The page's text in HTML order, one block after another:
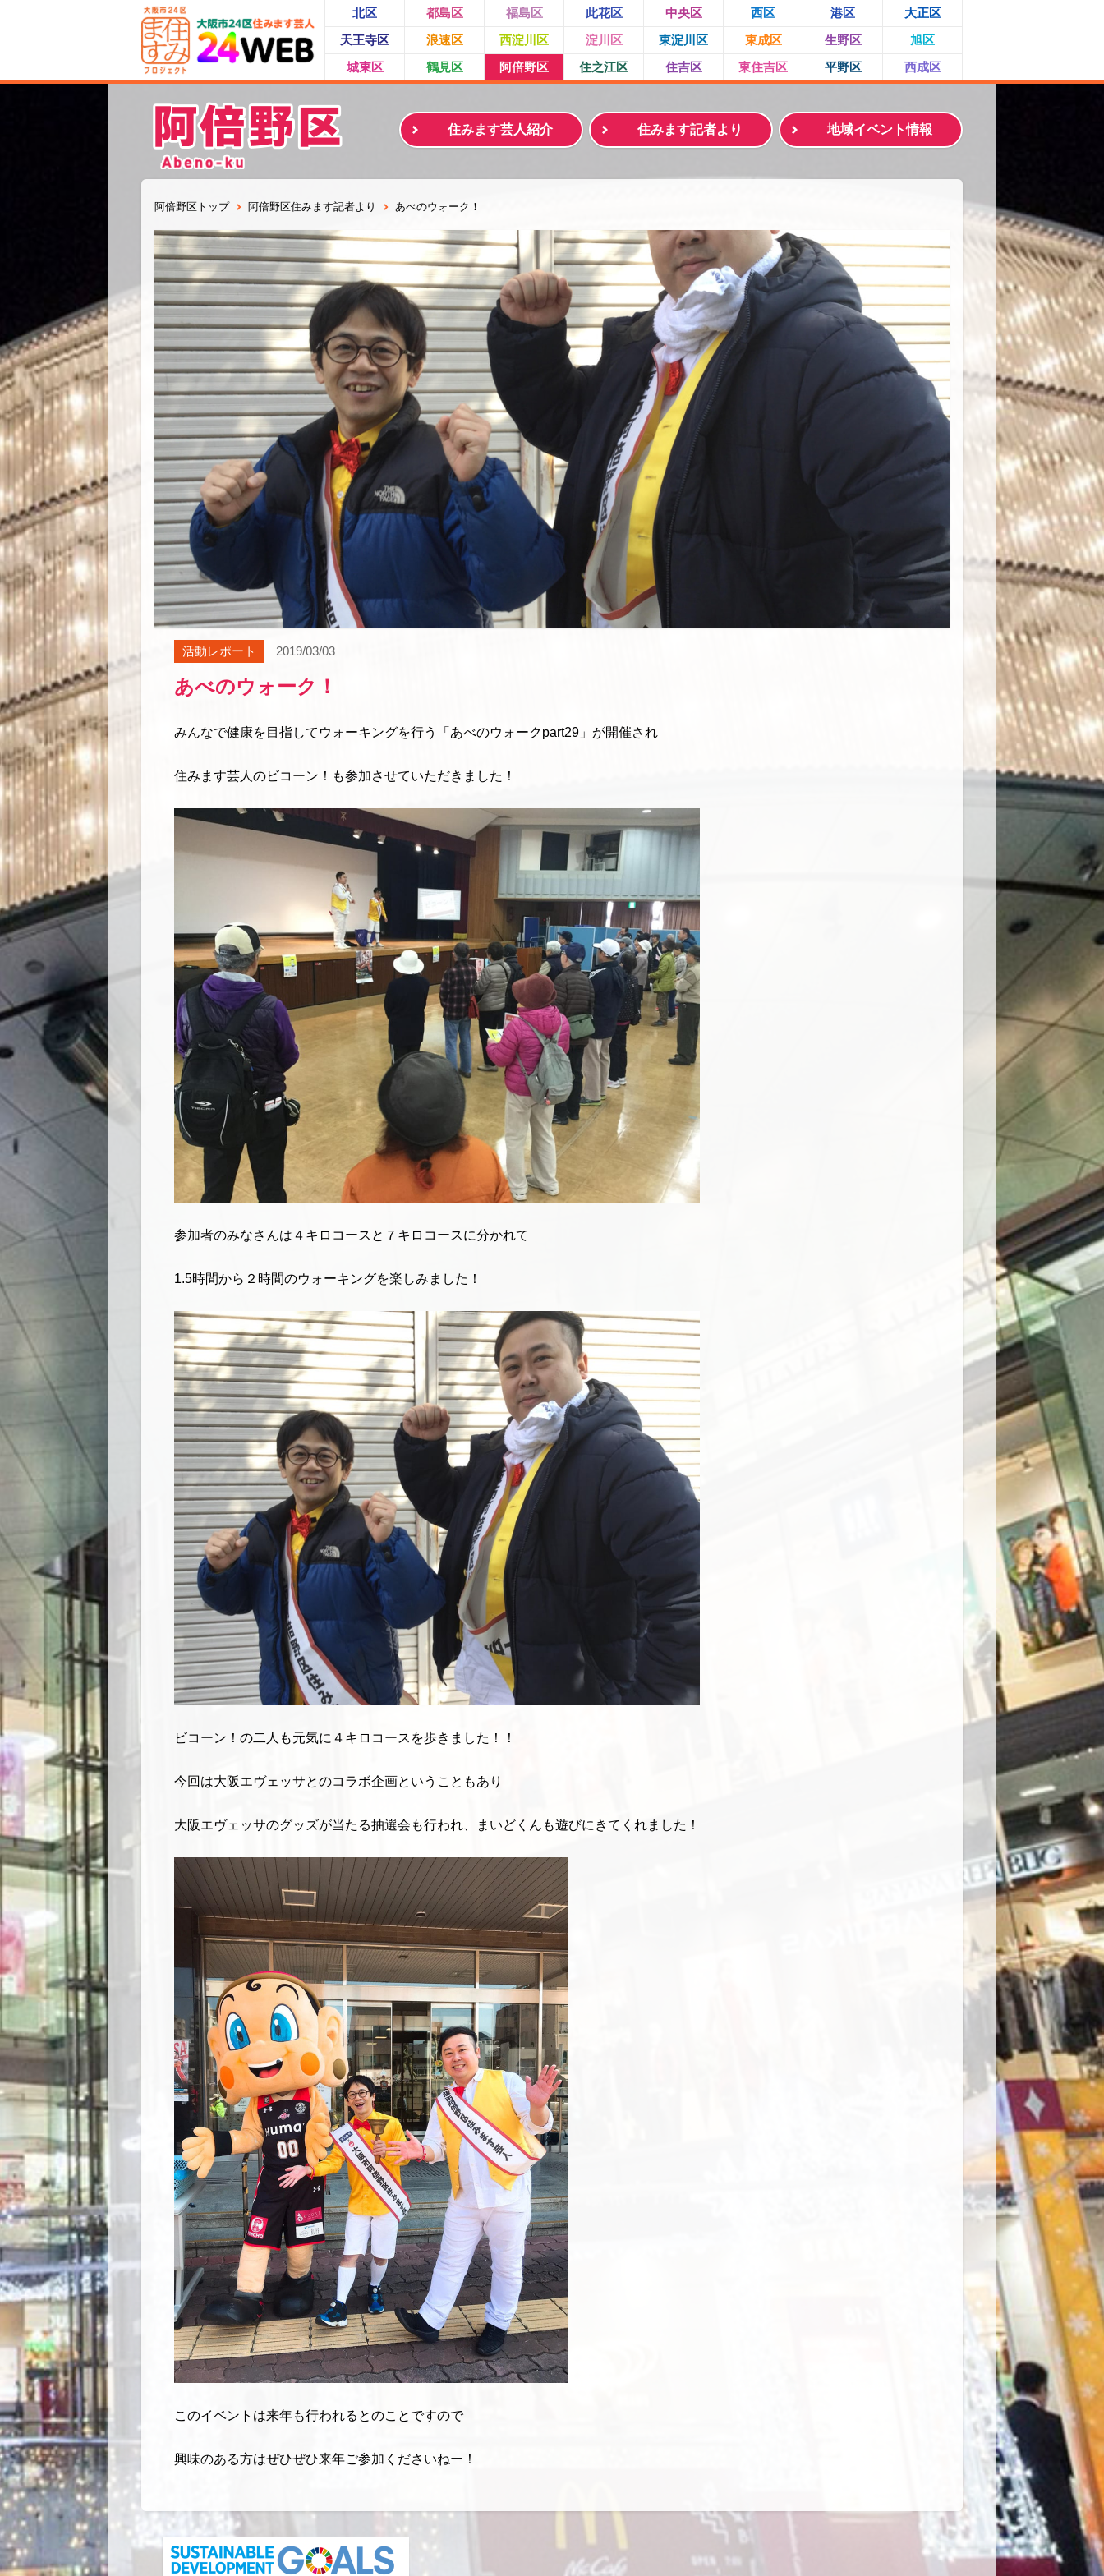
北区 都島区 福島区 此花区 中央区 西区 港区
大正区
天王寺区
浪速区 西淀川区 淀川区 東淀川区 東成区 生野区
旭区
城東区
鶴見区 阿倍野区 住之江区 住吉区 東住吉区 平野区 西成区
住みます芸人紹介 住みます記者より 地域イベント情報
阿倍野区トップ 阿倍野区住みます記者より あべのウォーク！
活動レポート 2019/03/03
あべのウォーク！
みんなで健康を目指してウォーキングを行う「あべのウォークpart29」が開催され
住みます芸人のビコーン！も参加させていただきました！
参加者のみなさんは４キロコースと７キロコースに分かれて
1.5時間から２時間のウォーキングを楽しみました！
ビコーン！の二人も元気に４キロコースを歩きました！！
今回は大阪エヴェッサとのコラボ企画ということもあり
大阪エヴェッサのグッズが当たる抽選会も行われ、まいどくんも遊びにきてくれました！
このイベントは来年も行われるとのことですので
興味のある方はぜひぜひ来年ご参加くださいねー！